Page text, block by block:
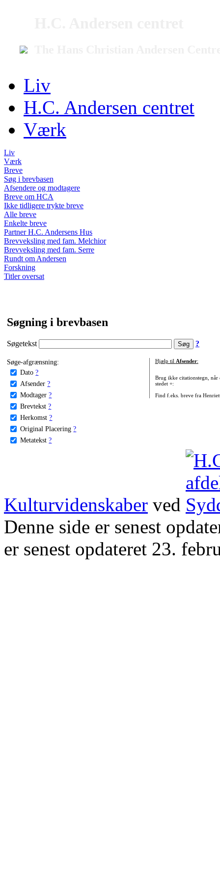
Liv
H.C. Andersen centret
Værk
Liv
Værk
Breve
Søg i brevbasen
Afsendere og modtagere
Breve om HCA
Ikke tidligere trykte breve
Alle breve
Enkelte breve
Partner H.C. Andersens Hus
Brevveksling med fam. Melchior
Brevveksling med fam. Serre
Rundt om Andersen
Forskning
Titler oversat
Søgning i brevbasen
Søgetekst ?
Søge-afgrænsning:
Dato ?
Afsender ?
Modtager ?
Brevtekst ?
Herkomst ?
Original Placering ?
Metatekst ?
Hjælp til Afsender:
Brug ikke citationstegn, når
stedet +:
Find f.eks. breve fra
Kulturvidenskaber ved
Denne side er senest
er senest opdateret 23.